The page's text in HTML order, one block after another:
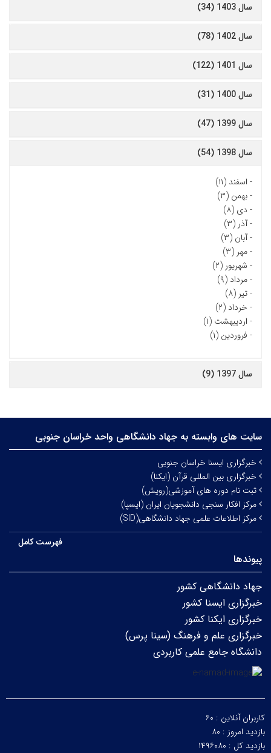
سال 1403 (34)
سال 1402 (78)
سال 1401 (122)
سال 1400 (31)
سال 1399 (47)
سال 1398 (54)
- اسفند (۱۱)
-بهمن (۳)
- دی (۸)
-آذر (۳)
-آبان (۳)
-مهر (۳)
- شهریور (۲)
-مرداد (۹)
-تیر (۸)
- خرداد (۲)
- اردیبهشت (۱)
- فروردین (۱)
سال 1397 (9)
سایت های وابسته به جهاد دانشگاهی واحد خراسان جنوبی
خبرگزاری ایسنا خراسان جنوبی
خبرگزاری بین المللی قرآن (ایکنا)
ثبت نام دوره های آموزشی(رویش)
مرکز افکار سنجی دانشجویان ایران (ایسپا)
مرکز اطلاعات علمی جهاد دانشگاهی(SID)
فهرست کامل
پیوندها
جهاد دانشگاهی کشور
خبرگزاری ایسنا کشور
خبرگزاری ایکنا کشور
خبرگزاری علم و فرهنگ (سینا پرس)
دانشگاه جامع علمی کاربردی
کاربران آنلاین : ۶۰
بازدید امروز : ۸۰
بازدید کل : ۱۴۹۶۰۸۰